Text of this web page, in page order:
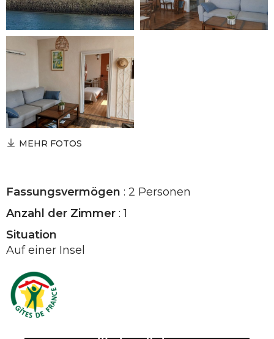
MEHR FOTOS
Fassungsvermögen : 2 Personen
Anzahl der Zimmer : 1
Situation
Auf einer Insel